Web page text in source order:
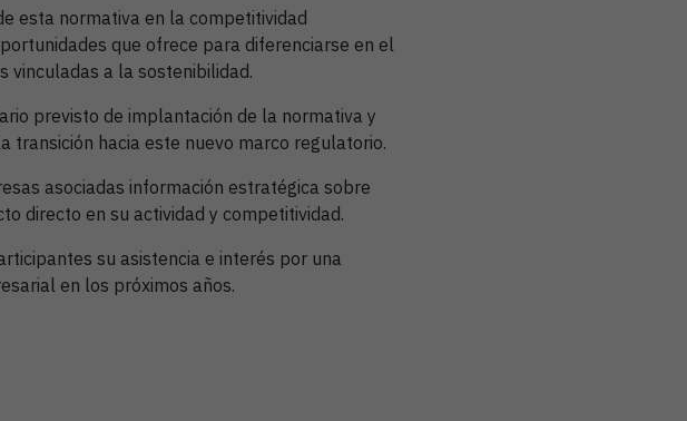
esta normativa en la competitividad
que ofrece para diferenciarse en el
vinculadas a la sostenibilidad.
previsto de implantación de la normativa y
transición hacia este nuevo marco regulatorio.
asociadas información estratégica sobre
directo en su actividad y competitividad.
su asistencia e interés por una
en los próximos años.